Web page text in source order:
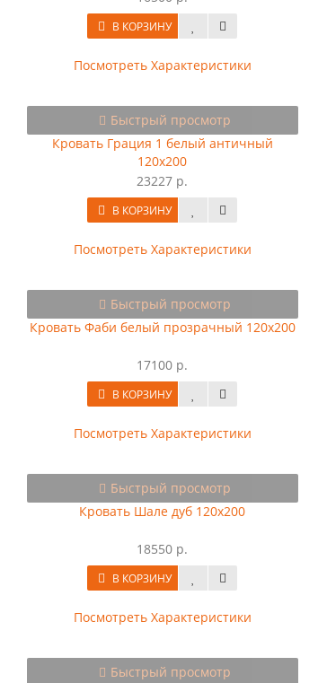
В КОРЗИНУ
Посмотреть Характеристики
Быстрый просмотр
Кровать Грация 1 белый античный
120х200
23227 р.
В КОРЗИНУ
Посмотреть Характеристики
Быстрый просмотр
Кровать Фаби белый прозрачный 120х200
17100 р.
В КОРЗИНУ
Посмотреть Характеристики
Быстрый просмотр
Кровать Шале дуб 120х200
18550 р.
В КОРЗИНУ
Посмотреть Характеристики
Быстрый просмотр